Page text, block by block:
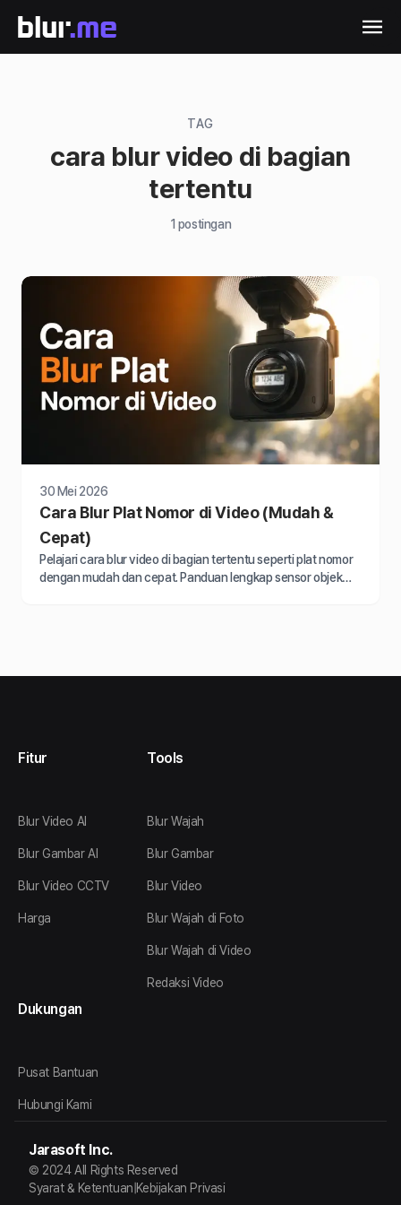
TAG
cara blur video di bagian
tertentu
1 postingan
30 Mei 2026
Cara Blur Plat Nomor di Video (Mudah &
Cepat)
Pelajari cara blur video di bagian tertentu seperti plat nomor
dengan mudah dan cepat. Panduan lengkap sensor objek
Fitur
Blur Video AI
Blur Gambar AI
Blur Video CCTV
Harga
Tools
Blur Wajah
Blur Gambar
Blur Video
Blur Wajah di Foto
Blur Wajah di Video
Redaksi Video
Dukungan
Pusat Bantuan
Hubungi Kami
Jarasoft Inc.
© 2024 All Rights Reserved
Syarat & Ketentuan Kebijakan Privasi